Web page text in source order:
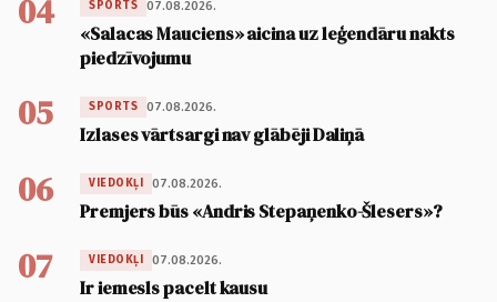
04 SPORTS 07.08.2026.
«Salacas Mauciens» aicina uz leģendāru nakts
piedzīvojumu
05 SPORTS 07.08.2026.
Izlases vārtsargi nav glābēji Daliņā
06 VIEDOKĻI 07.08.2026.
Premjers būs «Andris Stepaņenko-Šlesers»?
07 VIEDOKĻI 07.08.2026.
Ir iemesls pacelt kausu